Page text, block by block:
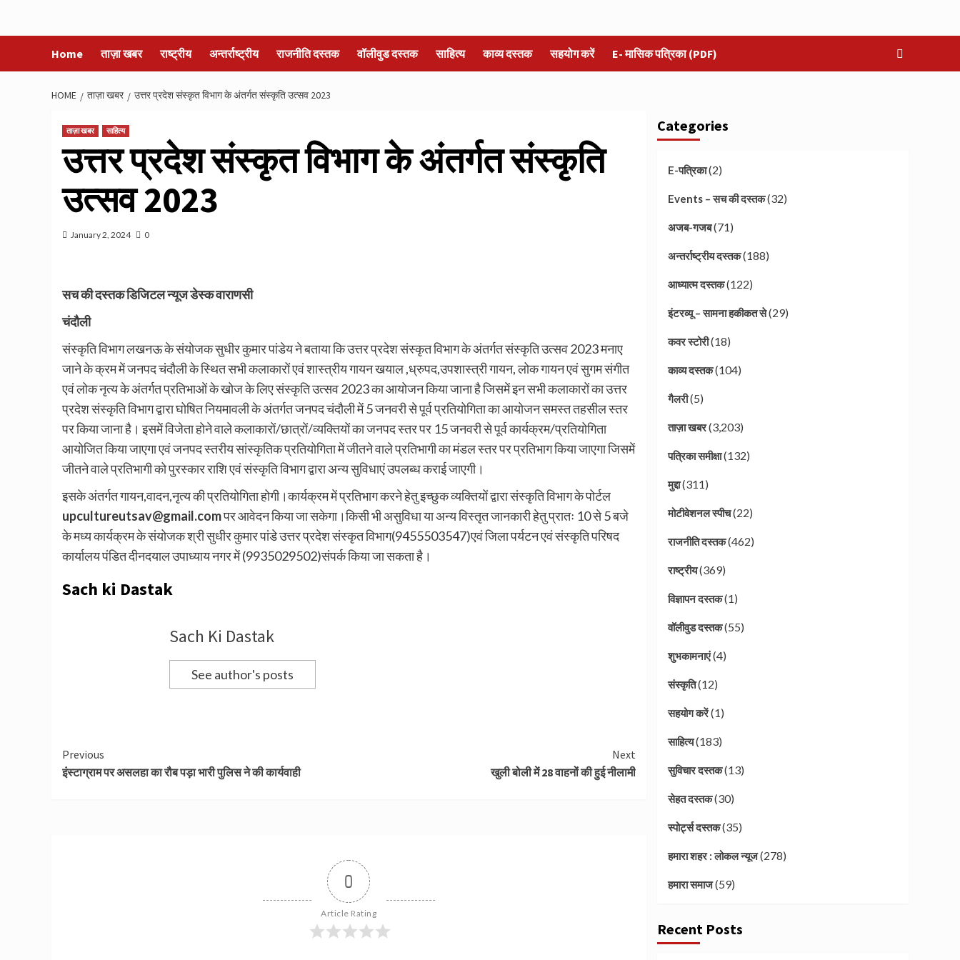
Home ताज़ा खबर राष्ट्रीय अन्तर्राष्ट्रीय राजनीति दस्तक वॉलीवुड दस्तक साहित्य काव्य दस्तक सहयोग करें E- मासिक पत्रिका (PDF)
HOME ताज़ा खबर उत्तर प्रदेश संस्कृत विभाग के अंतर्गत संस्कृति उत्सव 2023
ताज़ा खबर साहित्य
उत्तर प्रदेश संस्कृत विभाग के अंतर्गत संस्कृति
उत्सव 2023
January 2, 2024 0
सच की दस्तक डिजिटल न्यूज डेस्क वाराणसी
चंदौली
संस्कृति विभाग लखनऊ के संयोजक सुधीर कुमार पांडेय ने बताया कि उत्तर प्रदेश संस्कृत विभाग के अंतर्गत संस्कृति उत्सव 2023 मनाए
जाने के क्रम में जनपद चंदौली के स्थित सभी कलाकारों एवं शास्त्रीय गायन खयाल ,ध्रुपद,उपशास्त्री गायन, लोक गायन एवं सुगम संगीत
एवं लोक नृत्य के अंतर्गत प्रतिभाओं के खोज के लिए संस्कृति उत्सव 2023 का आयोजन किया जाना है जिसमें इन सभी कलाकारों का उत्तर
प्रदेश संस्कृति विभाग द्वारा घोषित नियमावली के अंतर्गत जनपद चंदौली में 5 जनवरी से पूर्व प्रतियोगिता का आयोजन समस्त तहसील स्तर
पर किया जाना है। इसमें विजेता होने वाले कलाकारों/छात्रों/व्यक्तियों का जनपद स्तर पर 15 जनवरी से पूर्व कार्यक्रम/प्रतियोगिता
आयोजित किया जाएगा एवं जनपद स्तरीय सांस्कृतिक प्रतियोगिता में जीतने वाले प्रतिभागी का मंडल स्तर पर प्रतिभाग किया जाएगा जिसमें
जीतने वाले प्रतिभागी को पुरस्कार राशि एवं संस्कृति विभाग द्वारा अन्य सुविधाएं उपलब्ध कराई जाएगी।
इसके अंतर्गत गायन,वादन,नृत्य की प्रतियोगिता होगी।कार्यक्रम में प्रतिभाग करने हेतु इच्छुक व्यक्तियों द्वारा संस्कृति विभाग के पोर्टल
upcultureutsav@gmail.comपर आवेदन किया जा सकेगा।किसी भी असुविधा या अन्य विस्तृत जानकारी हेतु प्रातः 10 से 5 बजे
के मध्य कार्यक्रम के संयोजक श्री सुधीर कुमार पांडे उत्तर प्रदेश संस्कृत विभाग(9455503547)एवं जिला पर्यटन एवं संस्कृति परिषद
कार्यालय पंडित दीनदयाल उपाध्याय नगर में (9935029502)संपर्क किया जा सकता है।
Sach ki Dastak
Sach Ki Dastak
See author's posts
Continue
Reading
Previous
इंस्टाग्राम पर असलहा का रौब पड़ा भारी पुलिस ने की कार्यवाही
Next
खुली बोली में 28 वाहनों की हुई नीलामी
0
Article Rating
Categories
E-पत्रिका(2)
Events – सच की दस्तक(32)
अजब-गजब(71)
अन्तर्राष्ट्रीय दस्तक(188)
आध्यात्म दस्तक(122)
इंटरव्यू – सामना हकीकत से(29)
कवर स्टोरी(18)
काव्य दस्तक(104)
गैलरी(5)
ताज़ा खबर(3,203)
पत्रिका समीक्षा(132)
मुद्दा(311)
मोटीवेशनल स्पीच(22)
राजनीति दस्तक(462)
राष्ट्रीय(369)
विज्ञापन दस्तक(1)
वॉलीवुड दस्तक(55)
शुभकामनाएं(4)
संस्कृति(12)
सहयोग करें(1)
साहित्य(183)
सुविचार दस्तक(13)
सेहत दस्तक(30)
स्पोर्ट्स दस्तक(35)
हमारा शहर : लोकल न्यूज(278)
हमारा समाज(59)
Recent Posts